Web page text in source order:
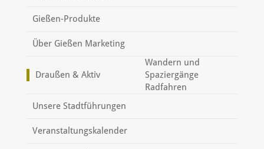
Gießen-Produkte
Über Gießen Marketing
Draußen & Aktiv
Wandern und
Spaziergänge
Radfahren
Unsere Stadtführungen
Veranstaltungskalender